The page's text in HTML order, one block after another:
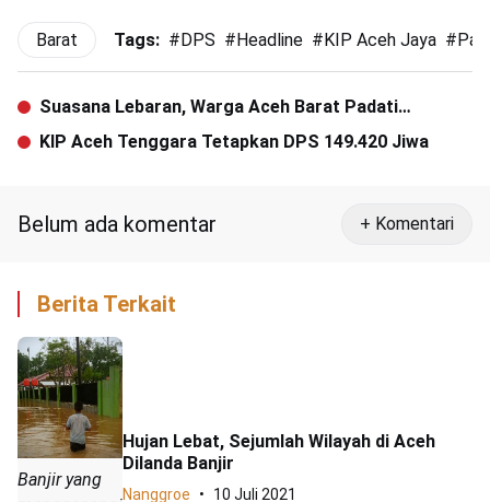
Barat Tags: # DPS # Headline # KIP Aceh Jaya #
Suasana Lebaran, Warga Aceh Barat Padati
Pelabuhan Jetty
KIP Aceh Tenggara Tetapkan DPS 149.420 Jiwa
Belum ada komentar + Komentari
Berita Terkait
Banjir yang
Hujan Lebat, Sejumlah Wilayah di Aceh
Dilanda Banjir
Nanggroe 10 Juli 2021